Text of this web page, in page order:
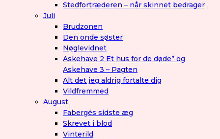
Stedfortræderen – når skinnet bedrager
Juli
Brudzonen
Den onde søster
Nøglevidnet
Askehave 2 Et hus for de døde” og
Askehave 3 – Pagten
Alt det jeg aldrig fortalte dig
Vildfremmed
August
Fabergés sidste æg
Skrevet i blod
Vinterild